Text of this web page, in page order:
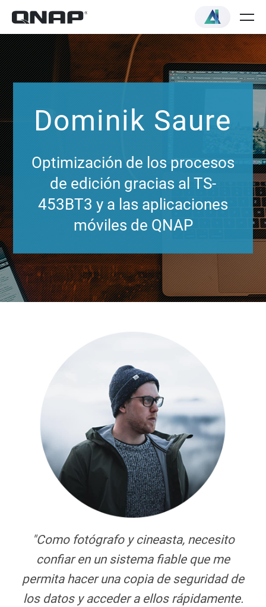
Dominik Saure
Optimización de los procesos
de edición gracias al TS-
453BT3 y a las aplicaciones
móviles de QNAP
"Como fotógrafo y cineasta, necesito
confiar en un sistema fiable que me
permita hacer una copia de seguridad de
los datos y acceder a ellos rápidamente.